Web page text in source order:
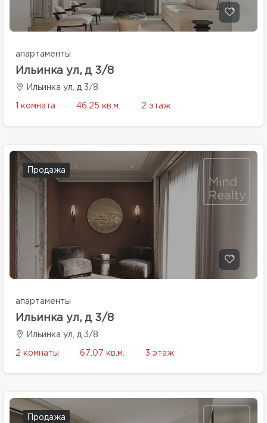
апартаменты
Ильинка ул, д 3/8
Ильинка ул, д 3/8
1 комната 46.25 кв.м. 2 этаж
Продажа
апартаменты
Ильинка ул, д 3/8
Ильинка ул, д 3/8
2 комнаты 67.07 кв.м. 3 этаж
Продажа